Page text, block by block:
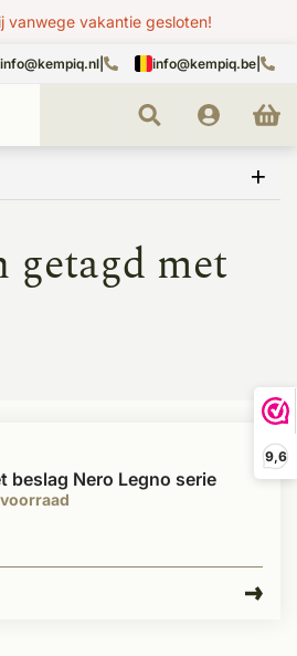
9,6
vanwege vakantie gesloten!
info@kempiq.nl info@kempiq.be
getagd met
beslag Nero Legno serie